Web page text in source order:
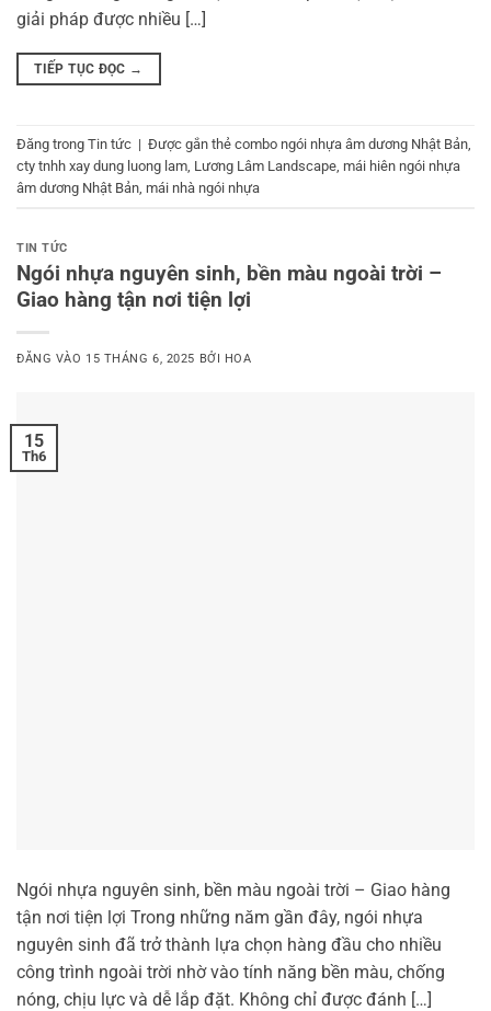
giải pháp được nhiều […]
TIẾP TỤC ĐỌC →
Đăng trong Tin tức | Được gắn thẻ combo ngói nhựa âm dương Nhật Bản
cty tnhh xay dung luong lam Lương Lâm Landscape mái hiên ngói nhựa
âm dương Nhật Bản mái nhà ngói nhựa
TIN TỨC
Ngói nhựa nguyên sinh, bền màu ngoài trời –
Giao hàng tận nơi tiện lợi
ĐĂNG VÀO 15 THÁNG 6, 2025 BỞI HOA
15
Th6
Ngói nhựa nguyên sinh, bền màu ngoài trời – Giao hàng
tận nơi tiện lợi Trong những năm gần đây, ngói nhựa
nguyên sinh đã trở thành lựa chọn hàng đầu cho nhiều
công trình ngoài trời nhờ vào tính năng bền màu, chống
nóng, chịu lực và dễ lắp đặt. Không chỉ được đánh […]